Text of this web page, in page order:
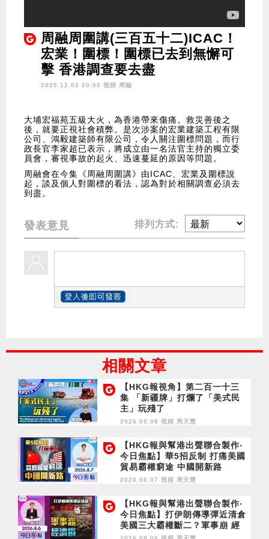
周融周圍講(三百五十二)ICAC！
宏業！圍標！圍標已去到無懈可
擊 香港調查要去盡
2025.12.03 20:00 視頻 周融
大埔宏福苑五級大火，為香港帶來傷痛。救災善後之
後，就要正視社會積弊。是次涉案的宏業建築工程有限
公司、鴻毅建築師有限公司，令人關注圍標問題，而行
政長官李家超已表示，將成立由一名法官主持的獨立委
員會，審視事故的起火、迅速蔓延的原因等問題。
周融會在今集《周融周圍講》由ICAC、宏業及圍標說
起，談及個人對圍標的看法，認為對於相關調查必須去
到盡。
發表意見 排列方式:
相關文章
【HKG報視角】第二百一十三
集 「新疆牌」打爛了「美式民
主」玩殘了
2026.08.08 視頻 周天慧
【HKG報與幫港出聲聯合製作‧
今日焦點】華5招反制 打痛美國
貿易霸權窮途 中國開新路
2026.08.07 視頻 周天慧
【HKG報與幫港出聲聯合製作‧
今日焦點】打伊朗傳導彈近清倉
美國三大霸權斷二？軍事崩 經
濟損